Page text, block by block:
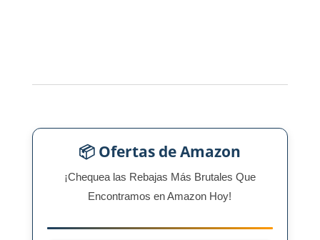
📦 Ofertas de Amazon
¡Chequea las Rebajas Más Brutales Que
Encontramos en Amazon Hoy!